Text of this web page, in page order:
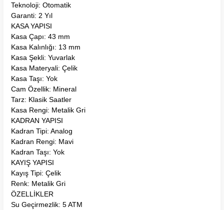
Teknoloji: Otomatik
Garanti: 2 Yıl
KASA YAPISI
Kasa Çapı: 43 mm
Kasa Kalınlığı: 13 mm
Kasa Şekli: Yuvarlak
Kasa Materyali: Çelik
Kasa Taşı: Yok
Cam Özellik: Mineral
Tarz: Klasik Saatler
Kasa Rengi: Metalik Gri
KADRAN YAPISI
Kadran Tipi: Analog
Kadran Rengi: Mavi
Kadran Taşı: Yok
KAYIŞ YAPISI
Kayış Tipi: Çelik
Renk: Metalik Gri
ÖZELLİKLER
Su Geçirmezlik: 5 ATM